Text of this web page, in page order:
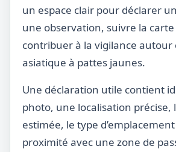
un espace clair pour déclarer
une observation, suivre la
contribuer à la vigilance autour
asiatique à pattes jaunes.
Une déclaration utile contient
photo, une localisation
estimée, le type
proximité avec une zone de